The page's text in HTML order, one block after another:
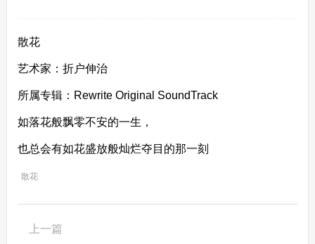
散花
艺术家：折户伸治
所属专辑：Rewrite Original SoundTrack
如落花般飘零不安的一生，
也总会有如花盛放般灿烂夺目的那一刻
散花
上一篇